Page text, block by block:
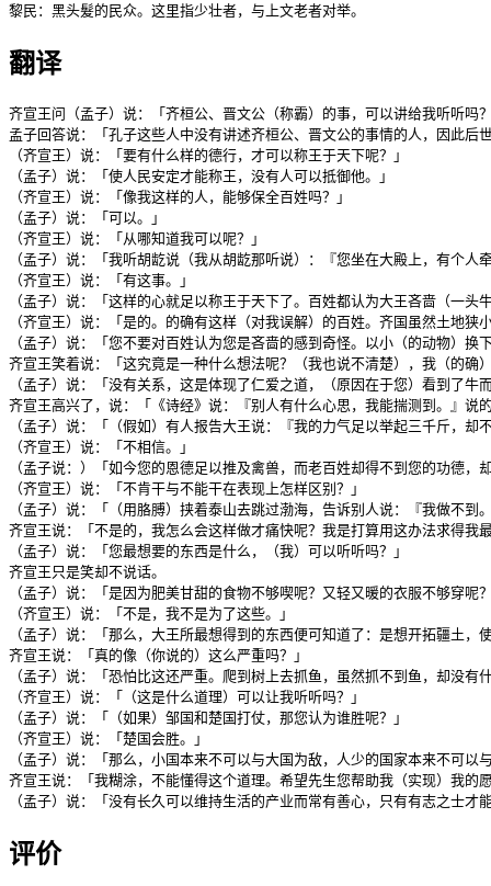
黎民：黑头髮的民众。这里指少壮者，与上文老者对举。
翻译
齐宣王问（孟子）说：「齐桓公、晋文公（称霸）的事，可以讲给我听听吗
孟子回答说：「孔子这些人中没有讲述齐桓公、晋文公的事情的人，因此
（齐宣王）说：「要有什么样的德行，才可以称王于天下呢？」
（孟子）说：「使人民安定才能称王，没有人可以抵御他。」
（齐宣王）说：「像我这样的人，能够保全百姓吗？」
（孟子）说：「可以。」
（齐宣王）说：「从哪知道我可以呢？」
（孟子）说：「我听胡龁说（我从胡龁那听说）：『您坐在大殿上，有个
（齐宣王）说：「有这事。」
（孟子）说：「这样的心就足以称王于天下了。百姓都认为大王吝啬（一
（齐宣王）说：「是的。的确有这样（对我误解）的百姓。齐国虽然土地
（孟子）说：「您不要对百姓认为您是吝啬的感到奇怪。以小（的动物）
齐宣王笑着说：「这究竟是一种什么想法呢？（我也说不清楚），我（的
（孟子）说：「没有关系，这是体现了仁爱之道，（原因在于您）看到了
齐宣王高兴了，说：「《诗经》说：『别人有什么心思，我能揣测到。』
（孟子）说：「（假如）有人报告大王说：『我的力气足以举起三千斤，
（齐宣王）说：「不相信。」
（孟子说：）「如今您的恩德足以推及禽兽，而老百姓却得不到您的功德
（齐宣王）说：「不肯干与不能干在表现上怎样区别？」
（孟子）说：「（用胳膊）挟着泰山去跳过渤海，告诉别人说：『我做不
齐宣王说：「不是的，我怎么会这样做才痛快呢？我是打算用这办法求得我
（孟子）说：「您最想要的东西是什么，（我）可以听听吗？」
齐宣王只是笑却不说话。
（孟子）说：「是因为肥美甘甜的食物不够喫呢？又轻又暖的衣服不够穿
（齐宣王）说：「不是，我不是为了这些。」
（孟子）说：「那么，大王所最想得到的东西便可知道了：是想开拓疆土
齐宣王说：「真的像（你说的）这么严重吗？」
（孟子）说：「恐怕比这还严重。爬到树上去抓鱼，虽然抓不到鱼，却没
（齐宣王）说：「（这是什么道理）可以让我听听吗？」
（孟子）说：「（如果）邹国和楚国打仗，那您认为谁胜呢？」
（齐宣王）说：「楚国会胜。」
（孟子）说：「那么，小国本来不可以与大国为敌，人少的国家本来不可
齐宣王说：「我糊涂，不能懂得这个道理。希望先生您帮助我（实现）我的
（孟子）说：「没有长久可以维持生活的产业而常有善心，只有有志之士
评价